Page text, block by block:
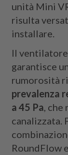
unità Mini
risulta
installare.
Il
garantisce
rumorosità
prevalenza
a 45 Pa, che
canalizzata.
RoundFlow